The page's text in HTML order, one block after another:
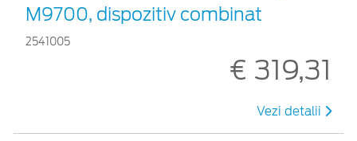
M9700, dispozitiv combinat
2541005
€ 319,31
Vezi detalii